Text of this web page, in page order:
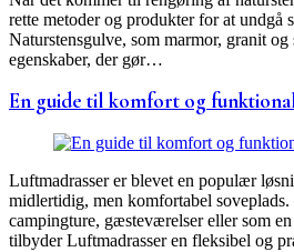
rette metoder og produkter for at undgå
Naturstensgulve, som marmor, granit
egenskaber, der gør…
En guide til komfort og
Luftmadrasser er blevet en populær
midlertidig, men komfortabel soveplads.
campingture, gæsteværelser eller som
tilbyder Luftmadrasser en fleksibel og